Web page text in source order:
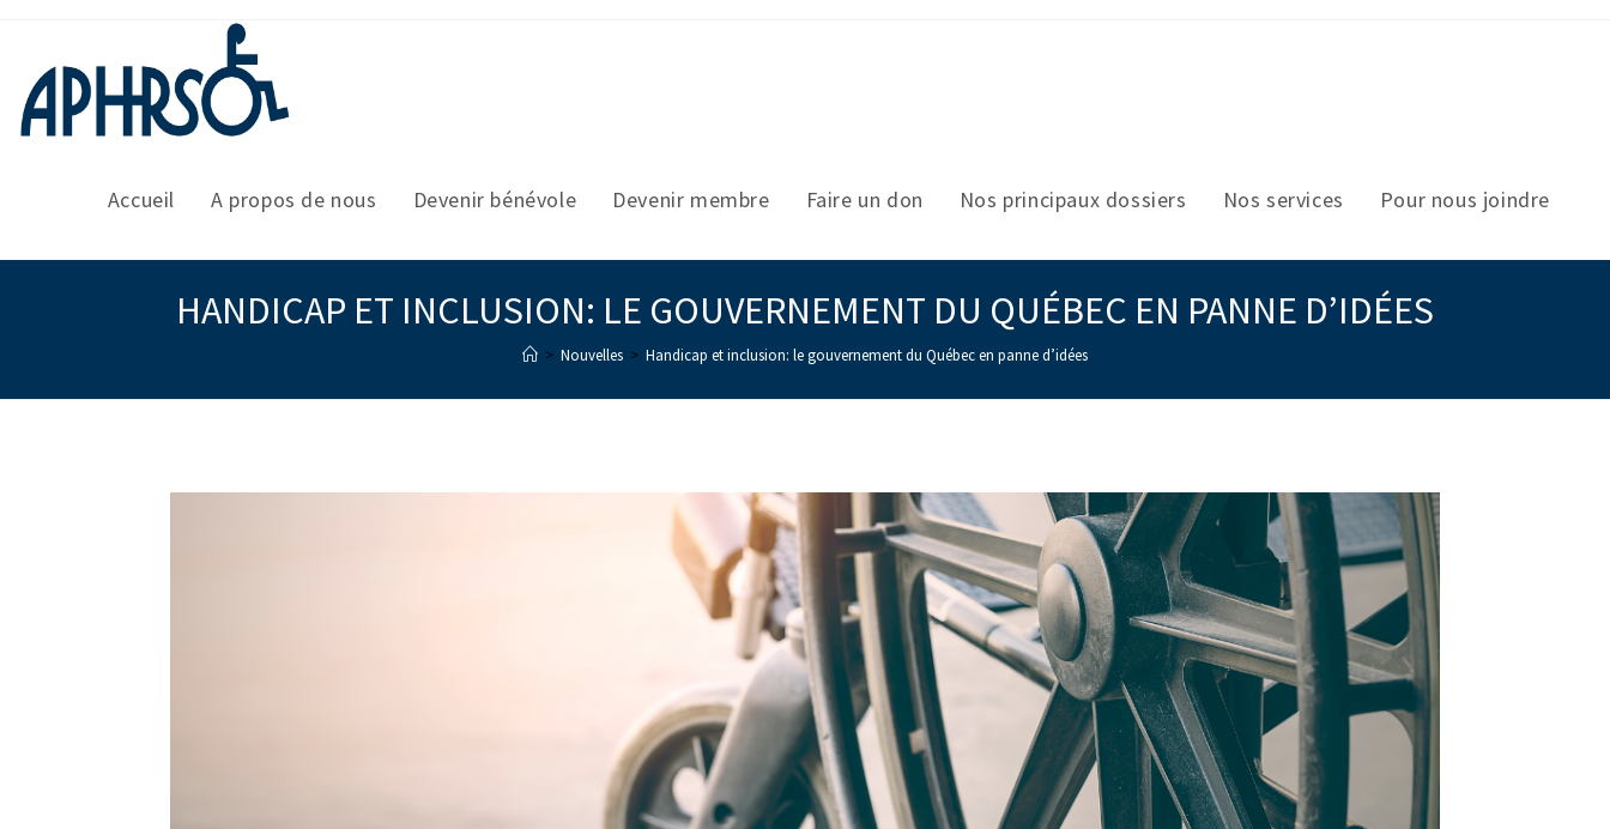
e
Accueil A propos de nous Devenir bénévole Devenir membre Faire un don Nos principaux dossiers Nos services Pour nous joindre
HANDICAP ET INCLUSION: LE GOUVERNEMENT DU QUÉBEC EN PANNE D’IDÉES
> Nouvelles > Handicap et inclusion: le gouvernement du Québec en panne d’idées